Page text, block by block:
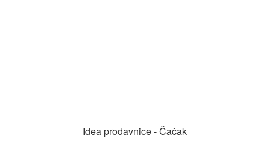
Idea prodavnice - Čačak